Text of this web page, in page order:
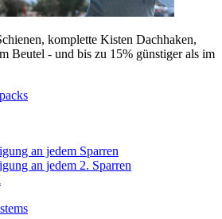
komplette Kisten Dachhaken,
Beutel - und bis zu 15% günstiger als im
an jedem Sparren
an jedem 2. Sparren